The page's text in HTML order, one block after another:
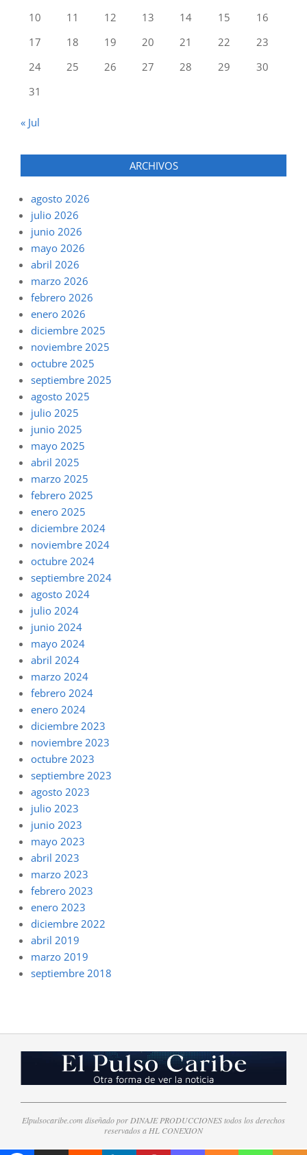
10
11 12 13 14 15
16
17
18 19 20 21 22
23
24
25 26 27 28 29
30
31
« Jul
ARCHIVOS
agosto 2026
julio 2026
junio 2026
mayo 2026
abril 2026
marzo 2026
febrero 2026
enero 2026
diciembre 2025
noviembre 2025
octubre 2025
septiembre 2025
agosto 2025
julio 2025
junio 2025
mayo 2025
abril 2025
marzo 2025
febrero 2025
enero 2025
diciembre 2024
noviembre 2024
octubre 2024
septiembre 2024
agosto 2024
julio 2024
junio 2024
mayo 2024
abril 2024
marzo 2024
febrero 2024
enero 2024
diciembre 2023
noviembre 2023
octubre 2023
septiembre 2023
agosto 2023
julio 2023
junio 2023
mayo 2023
abril 2023
marzo 2023
febrero 2023
enero 2023
diciembre 2022
abril 2019
marzo 2019
septiembre 2018
Elpulsocaribe.com diseñado por DINAJE PRODUCCIONES todos los derechos
reservados a HL CONEXION